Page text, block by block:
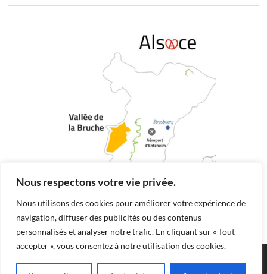
Nous respectons votre vie privée.
Nous utilisons des cookies pour améliorer votre expérience de
navigation, diffuser des publicités ou des contenus
personnalisés et analyser notre trafic. En cliquant sur « Tout
accepter », vous consentez à notre utilisation des cookies.